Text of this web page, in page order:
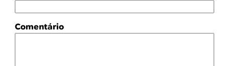
Comentário